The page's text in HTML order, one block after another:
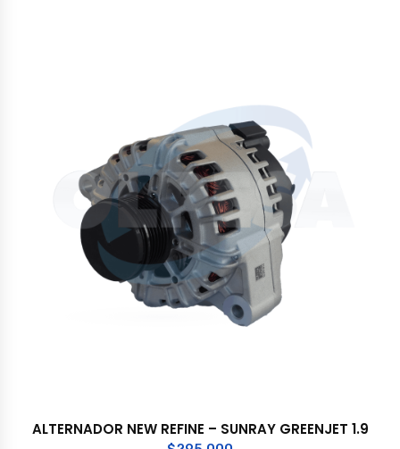
ALTERNADOR NEW REFINE – SUNRAY GREENJET 1.9